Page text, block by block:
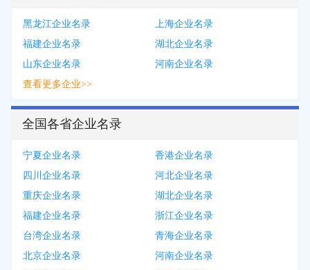
黑龙江企业名录
上海企业名录
福建企业名录
湖北企业名录
山东企业名录
河南企业名录
查看更多企业>>
全国各省企业名录
宁夏企业名录
香港企业名录
四川企业名录
河北企业名录
重庆企业名录
湖北企业名录
福建企业名录
浙江企业名录
台湾企业名录
青海企业名录
北京企业名录
河南企业名录